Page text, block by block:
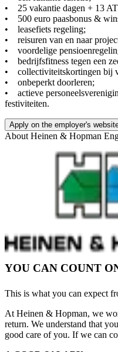
• 25 vakantie dagen + 13
• 500 euro paasbonus &
• leasefiets regeling;
• reisuren van en naar
• voordelige
• bedrijfsfitness tegen een
• collectiviteitskortingen bij
• onbeperkt doorleren;
• actieve
festiviteiten.
Apply on the employer's
About Heinen & Hopman
YOU CAN COUNT
This is what you can expect
At Heinen & Hopman, we
return. We understand that
good care of you. If we can